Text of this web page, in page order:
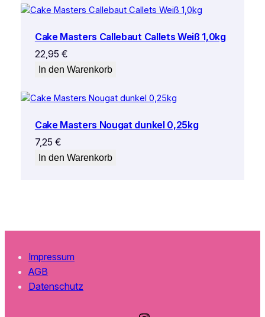
Cake Masters Callebaut Callets Weiß 1,0kg
22,95 €
In den Warenkorb
Cake Masters Nougat dunkel 0,25kg
7,25 €
In den Warenkorb
Impressum
AGB
Datenschutz